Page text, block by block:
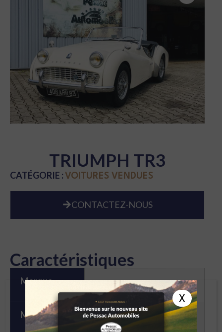
TRIUMPH TR3
CATÉGORIE : VOITURES VENDUES
CONTACTEZ-NOUS
Caractéristiques
Marque Triumph
Modèle TR3
X